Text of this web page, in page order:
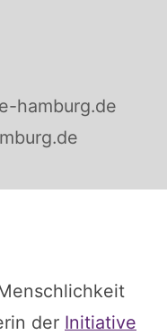
hamburg.de
der Initiative